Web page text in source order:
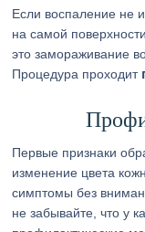
Если воспаление не
на самой
это замораживание
Процедура проходит
Первые признаки
изменение цвета
симптомы без
не забывайте, что у